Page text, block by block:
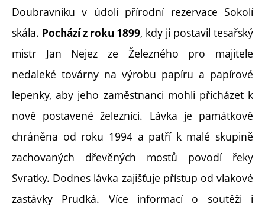
Doubravníku v údolí přírodní rezervace Sokolí
skála. Pochází z roku 1899, kdy ji postavil tesařský
mistr Jan Nejez ze Železného pro majitele
nedaleké továrny na výrobu papíru a papírové
lepenky, aby jeho zaměstnanci mohli přicházet k
nově postavené železnici. Lávka je památkově
chráněna od roku 1994 a patří k malé skupině
zachovaných dřevěných mostů povodí řeky
Svratky. Dodnes lávka zajišťuje přístup od vlakové
zastávky Prudká. Více informací o soutěži i